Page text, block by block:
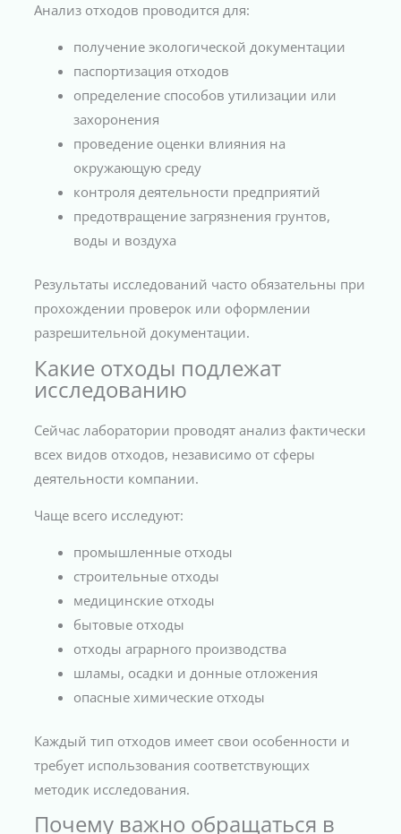
Анализ отходов проводится для:
получение экологической документации
паспортизация отходов
определение способов утилизации или
захоронения
проведение оценки влияния на
окружающую среду
контроля деятельности предприятий
предотвращение загрязнения грунтов,
воды и воздуха
Результаты исследований часто обязательны при
прохождении проверок или оформлении
разрешительной документации.
Какие отходы подлежат
исследованию
Сейчас лаборатории проводят анализ фактически
всех видов отходов, независимо от сферы
деятельности компании.
Чаще всего исследуют:
промышленные отходы
строительные отходы
медицинские отходы
бытовые отходы
отходы аграрного производства
шламы, осадки и донные отложения
опасные химические отходы
Каждый тип отходов имеет свои особенности и
требует использования соответствующих
методик исследования.
Почему важно обращаться в